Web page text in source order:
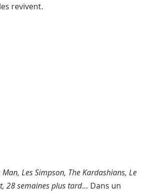
revivent.
Man, Les Simpson, The Kardashians, Le
28 semaines plus tard… Dans un